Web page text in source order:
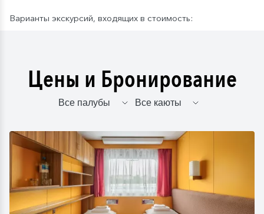
Варианты экскурсий, входящих в стоимость:
Цены и Бронирование